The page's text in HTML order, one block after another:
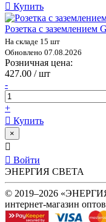
Купить
Розетка с заземлением
На складе 15 шт
Обновлено 07.08.2026
Розничная цена:
427.00 / шт
-
+
Купить
×
Войти
ЭНЕРГИЯ СВЕТА
© 2019–2026
интернет-магазин